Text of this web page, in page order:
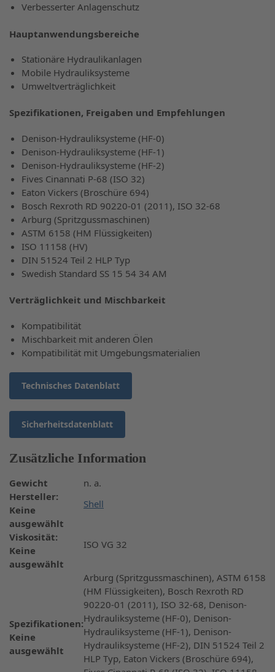
Verbesserter Anlagenschutz
Hauptanwendungsbereiche
Stationäre Hydraulikanlagen
Mobile Hydrauliksysteme
Umweltverträglichkeit
Spezifikationen, Freigaben und Empfehlungen
Denison-Hydrauliksysteme (HF-0)
Denison-Hydrauliksysteme (HF-1)
Denison-Hydrauliksysteme (HF-2)
Fives Cinannati P-68 (ISO 32)
Eaton Vickers (Broschüre 694)
Bosch Rexroth RD 90220-01 (2011), ISO 32-68
Arburg (Spritzgussmaschinen)
ASTM 6158 (HM Flüssigkeiten)
ISO 11158 (HV)
DIN 51524 Teil 2 HLP Typ
Swedish Standard SS 15 54 34 AM
Verträglichkeit und Mischbarkeit
Kompatibilität
Mischbarkeit mit anderen Ölen
Kompatibilität mit Umgebungsmaterialien
Technisches Datenblatt
Sicherheitsdatenblatt
Zusätzliche Information
Gewicht
n. a.
Hersteller:
Keine
ausgewählt
Shell
Viskosität:
Keine
ausgewählt
ISO VG 32
Spezifikationen:
Keine
ausgewählt
Arburg (Spritzgussmaschinen), ASTM 6158
(HM Flüssigkeiten), Bosch Rexroth RD
90220-01 (2011), ISO 32-68, Denison-
Hydrauliksysteme (HF-0), Denison-
Hydrauliksysteme (HF-1), Denison-
Hydrauliksysteme (HF-2), DIN 51524 Teil 2
HLP Typ, Eaton Vickers (Broschüre 694),